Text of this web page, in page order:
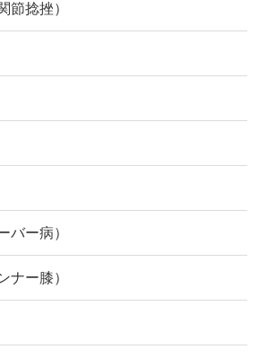
節捻挫）
バー病）
ナー膝）